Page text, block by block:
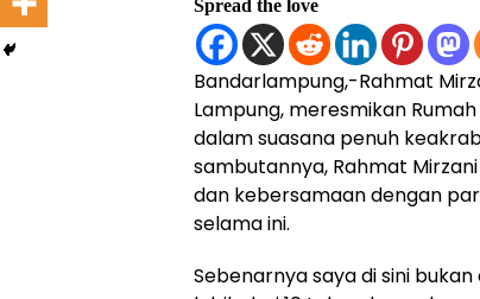
Spread the love
Bandarlampung,-Rahmat
Lampung, meresmikan
dalam suasana penuh
sambutannya, Rahmat
dan kebersamaan dengan
selama ini.
Sebenarnya saya di sini